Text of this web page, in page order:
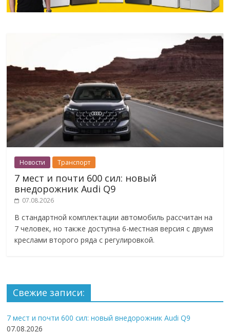
Новости Транспорт
7 мест и почти 600 сил: новый
внедорожник Audi Q9
07.08.2026
В стандартной комплектации автомобиль рассчитан на
7 человек, но также доступна 6-местная версия с двумя
креслами второго ряда с регулировкой.
Свежие записи:
7 мест и почти 600 сил: новый внедорожник Audi Q9
07.08.2026